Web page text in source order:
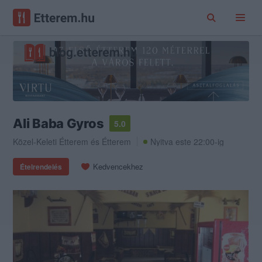
Ali Baba Gyros
5.0
Közel-Keleti Étterem és Étterem Nyitva este 22:00-ig
Ételrendelés Kedvencekhez